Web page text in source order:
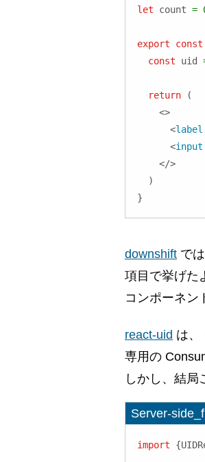
let count =
export const
const uid
return
(
<>
<label
<input
</>
)
}
downshift で
項目で挙げた
コンポーネン
react-uid は、
専用の
しかし、結
Server-
import {